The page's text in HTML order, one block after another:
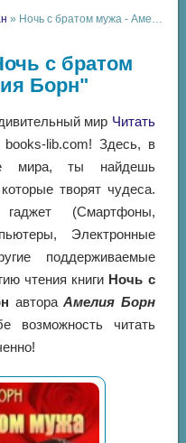
» Ночь с братом мужа - Амелия Борн
с братом
Борн"
мир Читать
books-lib.com! Здесь, в
мира, ты найдешь
творят чудеса.
(Смартфоны,
Электронные
поддерживаемые
чтения книги Ночь с
автораАмелия Борн
возможность читать